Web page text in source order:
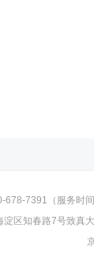
678-7391（服务时
淀区知春路7号致